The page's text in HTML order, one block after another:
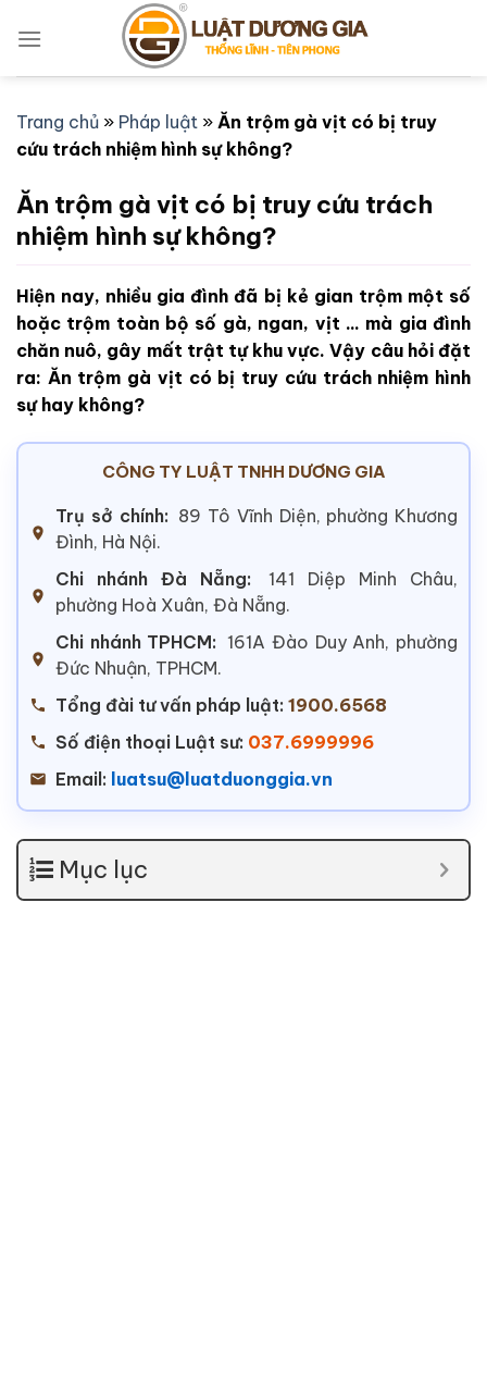
qua
Trang chủ » Pháp luật » Ăn trộm gà vịt có bị truy
cứu trách nhiệm hình sự không?
Ăn trộm gà vịt có bị truy cứu trách
nhiệm hình sự không?
Hiện nay, nhiều gia đình đã bị kẻ gian trộm một số
hoặc trộm toàn bộ số gà, ngan, vịt ... mà gia đình
chăn nuô, gây mất trật tự khu vực. Vậy câu hỏi đặt
ra: Ăn trộm gà vịt có bị truy cứu trách nhiệm hình
sự hay không?
CÔNG TY LUẬT TNHH DƯƠNG GIA
Trụ sở chính: 89 Tô Vĩnh Diện, phường Khương
Đình, Hà Nội.
Chi nhánh Đà Nẵng:
141 Diệp Minh Châu,
phường Hoà Xuân, Đà Nẵng.
Chi nhánh TPHCM: 161A Đào Duy Anh, phường
Đức Nhuận, TPHCM.
Tổng đài tư vấn pháp luật: 1900.6568
Số điện thoại Luật sư: 037.6999996
Email: luatsu@luatduonggia.vn
Mục lục